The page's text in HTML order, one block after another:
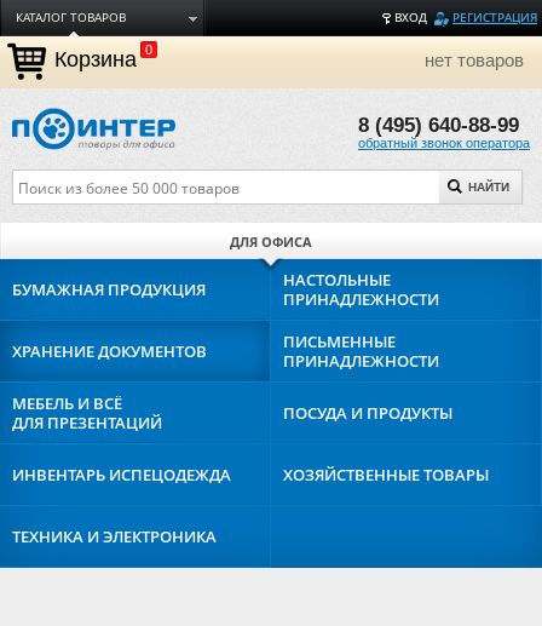
ВХОД РЕГИСТРАЦИЯ
КАТАЛОГ ТОВАРОВ
ДОСТАВКА
ОПЛАТА
ТОРГОВЫЕ МАРКИ
О КОМПАНИИ
Корзина 0 нет товаров
8 (495) 640-88-99
обратный звонок оператора
НАЙТИ
ДЛЯ ОФИСА
БУМАЖНАЯ ПРОДУКЦИЯ
НАСТОЛЬНЫЕ
ПРИНАДЛЕЖНОСТИ
ХРАНЕНИЕДОКУМЕНТОВ
ПИСЬМЕННЫЕ
ПРИНАДЛЕЖНОСТИ
МЕБЕЛЬ И ВСЁ
ДЛЯ ПРЕЗЕНТАЦИЙ
ПОСУДА И ПРОДУКТЫ
ИНВЕНТАРЬ ИСПЕЦОДЕЖДА ХОЗЯЙСТВЕННЫЕТОВАРЫ
ТЕХНИКА ИЭЛЕКТРОНИКА